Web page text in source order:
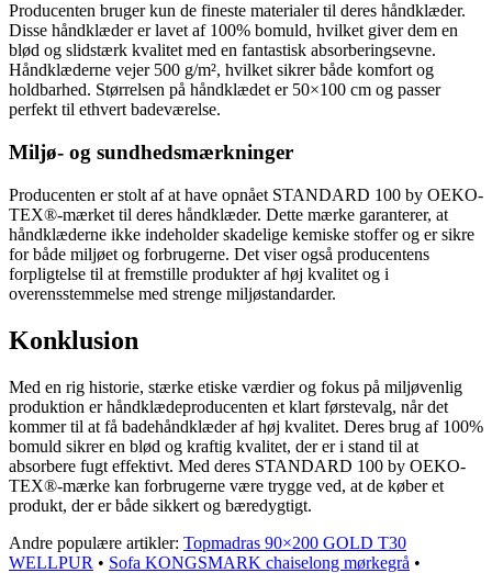
Producenten bruger kun de fineste materialer til deres håndklæder.
Disse håndklæder er lavet af 100% bomuld, hvilket giver dem en
blød og slidstærk kvalitet med en fantastisk absorberingsevne.
Håndklæderne vejer 500 g/m², hvilket sikrer både komfort og
holdbarhed. Størrelsen på håndklædet er 50×100 cm og passer
perfekt til ethvert badeværelse.
Miljø- og sundhedsmærkninger
Producenten er stolt af at have opnået STANDARD 100 by OEKO-
TEX®-mærket til deres håndklæder. Dette mærke garanterer, at
håndklæderne ikke indeholder skadelige kemiske stoffer og er sikre
for både miljøet og forbrugerne. Det viser også producentens
forpligtelse til at fremstille produkter af høj kvalitet og i
overensstemmelse med strenge miljøstandarder.
Konklusion
Med en rig historie, stærke etiske værdier og fokus på miljøvenlig
produktion er håndklædeproducenten et klart førstevalg, når det
kommer til at få badehåndklæder af høj kvalitet. Deres brug af 100%
bomuld sikrer en blød og kraftig kvalitet, der er i stand til at
absorbere fugt effektivt. Med deres STANDARD 100 by OEKO-
TEX®-mærke kan forbrugerne være trygge ved, at de køber et
produkt, der er både sikkert og bæredygtigt.
Andre populære artikler: Topmadras 90×200 GOLD T30
WELLPUR • Sofa KONGSMARK chaiselong mørkegrå •